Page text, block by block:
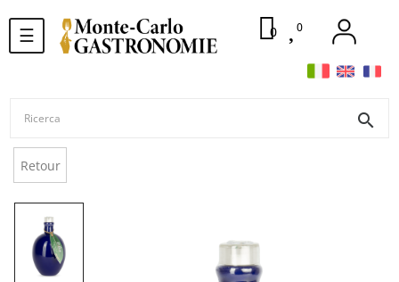
navigazione
Toggle
☰
search
0 0
Retour